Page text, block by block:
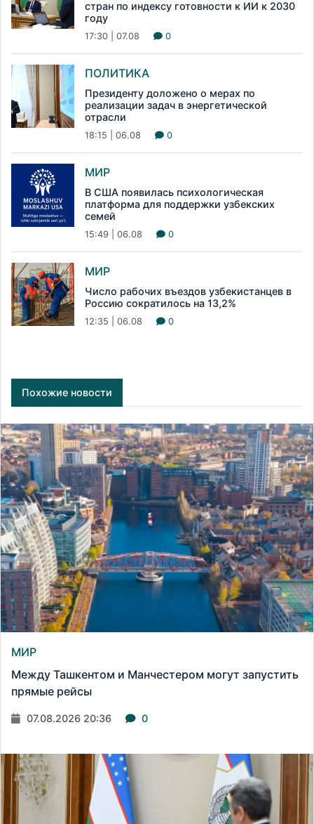
стран по индексу готовности к ИИ к 2030
году
17:30 | 07.08 0
ПОЛИТИКА
Президенту доложено о мерах по
реализации задач в энергетической
отрасли
18:15 | 06.08 0
МИР
В США появилась психологическая
платформа для поддержки узбекских
семей
15:49 | 06.08 0
МИР
Число рабочих въездов узбекистанцев в
Россию сократилось на 13,2%
12:35 | 06.08 0
Похожие новости
МИР
Между Ташкентом и Манчестером могут запустить
прямые рейсы
07.08.2026 20:36 0